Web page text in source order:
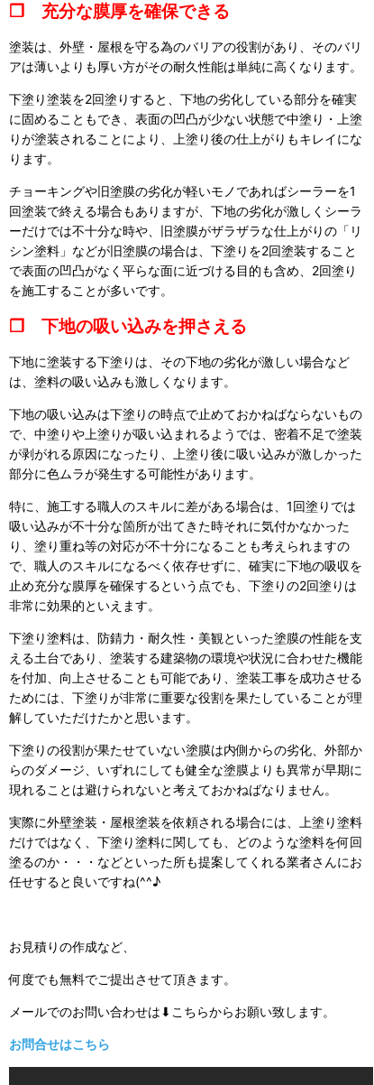
❒ 充分な膜厚を確保できる
塗装は、外壁・屋根を守る為のバリアの役割があり、そのバリ
アは薄いよりも厚い方がその耐久性能は単純に高くなります。
下塗り塗装を2回塗りすると、下地の劣化している部分を確実
に固めることもでき、表面の凹凸が少ない状態で中塗り・上塗
りが塗装されることにより、上塗り後の仕上がりもキレイにな
ります。
チョーキングや旧塗膜の劣化が軽いモノであればシーラーを1
回塗装で終える場合もありますが、下地の劣化が激しくシーラ
ーだけでは不十分な時や、旧塗膜がザラザラな仕上がりの「リ
シン塗料」などが旧塗膜の場合は、下塗りを2回塗装すること
で表面の凹凸がなく平らな面に近づける目的も含め、2回塗り
を施工することが多いです。
❒ 下地の吸い込みを押さえる
下地に塗装する下塗りは、その下地の劣化が激しい場合など
は、塗料の吸い込みも激しくなります。
下地の吸い込みは下塗りの時点で止めておかねばならないもの
で、中塗りや上塗りが吸い込まれるようでは、密着不足で塗装
が剥がれる原因になったり、上塗り後に吸い込みが激しかった
部分に色ムラが発生する可能性があります。
特に、施工する職人のスキルに差がある場合は、1回塗りでは
吸い込みが不十分な箇所が出てきた時それに気付かなかった
り、塗り重ね等の対応が不十分になることも考えられますの
で、職人のスキルになるべく依存せずに、確実に下地の吸収を
止め充分な膜厚を確保するという点でも、下塗りの2回塗りは
非常に効果的といえます。
下塗り塗料は、防錆力・耐久性・美観といった塗膜の性能を支
える土台であり、塗装する建築物の環境や状況に合わせた機能
を付加、向上させることも可能であり、塗装工事を成功させる
ためには、下塗りが非常に重要な役割を果たしていることが理
解していただけたかと思います。
下塗りの役割が果たせていない塗膜は内側からの劣化、外部か
らのダメージ、いずれにしても健全な塗膜よりも異常が早期に
現れることは避けられないと考えておかねばなりません。
実際に外壁塗装・屋根塗装を依頼される場合には、上塗り塗料
だけではなく、下塗り塗料に関しても、どのような塗料を何回
塗るのか・・・などといった所も提案してくれる業者さんにお
任せすると良いですね(^^♪
お見積りの作成など、
何度でも無料でご提出させて頂きます。
メールでのお問い合わせは⬇こちらからお願い致します。
お問合せはこちら